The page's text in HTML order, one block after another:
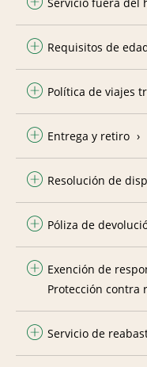
Requisitos de
Política de viajes
Entrega y retiro
Resolución de
Póliza de
Exención de
Protección contra
Servicio de